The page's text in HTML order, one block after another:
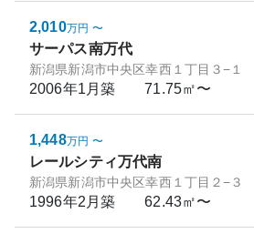
2,010万円 〜
サーパス南万代
新潟県新潟市中央区幸西１丁目３−１
2006年1月築 71.75㎡〜
1,448万円 〜
レールシティ万代南
新潟県新潟市中央区幸西１丁目２−３
1996年2月築 62.43㎡〜